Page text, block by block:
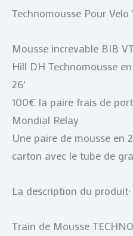
Technomousse Pour Velo
Mousse increvable BIB
Hill DH Technomousse en
26′
100€ la paire frais de
Mondial Relay
Une paire de mousse en
carton avec le tube de
La description du produit:
Train de Mousse